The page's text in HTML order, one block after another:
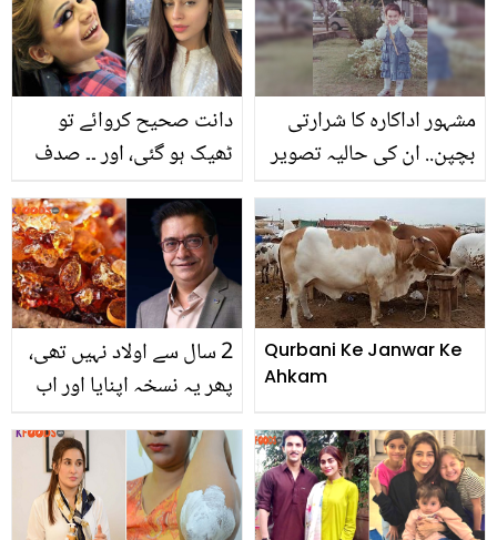
دانت صحیح کروائے تو
ٹھیک ہو گئی، اور ۔۔ صدف
دکھانے کے لیئے کیا کیا؟
انٹرویو میں انکشاف
مشہور اداکارہ کا شرارتی
بچپن.. ان کی حالیہ تصویر
جائیں گے
2 سال سے اولاد نہیں تھی،
پھر یہ نسخہ اپنایا اور اب
نذیر نے بے اولاد جوڑوں کو
کون سا خاص نسخہ بتایا
جو آزمودہ ثابت ہوا
Qurbani Ke Janwar Ke
Ahkam